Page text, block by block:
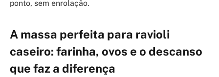
ponto, sem enrolação.
A massa perfeita para ravioli
caseiro: farinha, ovos e o descanso
que faz a diferença